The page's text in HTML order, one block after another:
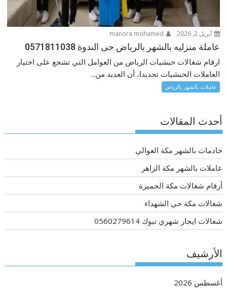
أبريل 2, 2026
عاملة منزليه بالشهر بالرياض حى الندوة 0571811038
ارقام شغالات حبشيات الرياض من العوامل التي تشجع على اختيار
العاملات الحبشيات تحديدا، أن العديد من...
عاملات بالشهر بالرياض
أحدث المقالات
خادمات بالشهر مكة العوالي
عاملات بالشهر مكة الزاهر
أرقام شغالات مكة الجميزة
شغالات مكة حي الشهداء
شغالات ايجار شهري تبوك 0560279614
الأرشيف
أغسطس 2026